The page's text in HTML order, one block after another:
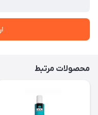
محصولات مرتبط